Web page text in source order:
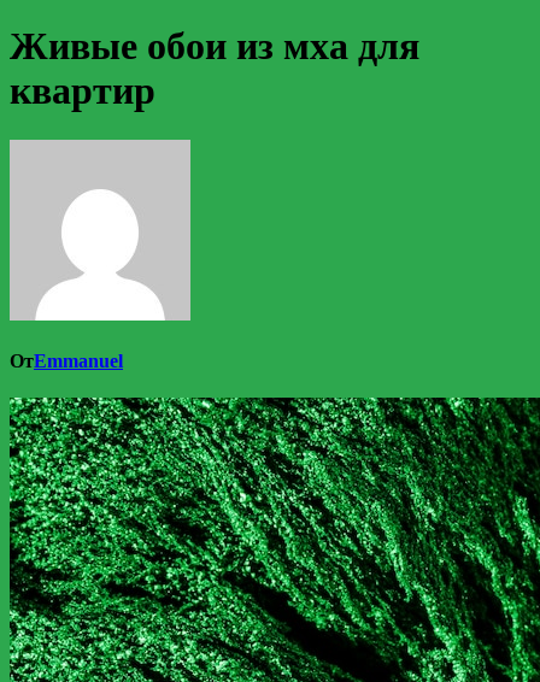
Живые обои из мха для
квартир
ОтEmmanuel